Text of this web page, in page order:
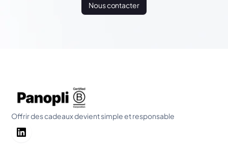
Nous contacter
Offrir des cadeaux devient simple et responsable